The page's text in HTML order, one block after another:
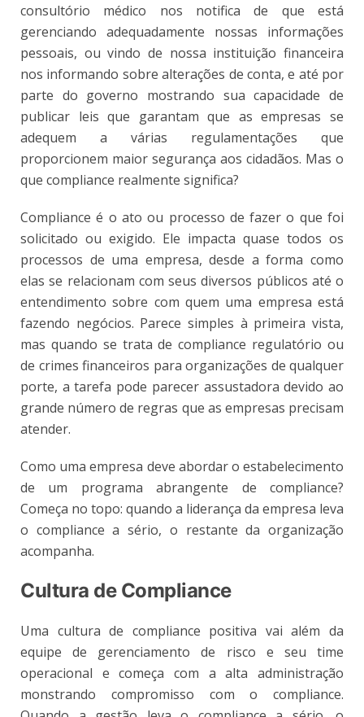
consultório médico nos notifica de que está
gerenciando adequadamente nossas informações
pessoais, ou vindo de nossa instituição financeira
nos informando sobre alterações de conta, e até por
parte do governo mostrando sua capacidade de
publicar leis que garantam que as empresas se
adequem a várias regulamentações que
proporcionem maior segurança aos cidadãos. Mas o
que compliance realmente significa?
Compliance é o ato ou processo de fazer o que foi
solicitado ou exigido. Ele impacta quase todos os
processos de uma empresa, desde a forma como
elas se relacionam com seus diversos públicos até o
entendimento sobre com quem uma empresa está
fazendo negócios. Parece simples à primeira vista,
mas quando se trata de compliance regulatório ou
de crimes financeiros para organizações de qualquer
porte, a tarefa pode parecer assustadora devido ao
grande número de regras que as empresas precisam
atender.
Como uma empresa deve abordar o estabelecimento
de um programa abrangente de compliance?
Começa no topo: quando a liderança da empresa leva
o compliance a sério, o restante da organização
acompanha.
Cultura de Compliance
Uma cultura de compliance positiva vai além da
equipe de gerenciamento de risco e seu time
operacional e começa com a alta administração
monstrando compromisso com o compliance.